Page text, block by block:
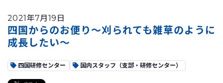
2021年7月19日
四国からのお便り～刈られても雑草のように
成長したい～
四国研修センター 国内スタッフ（支部・研修センター）